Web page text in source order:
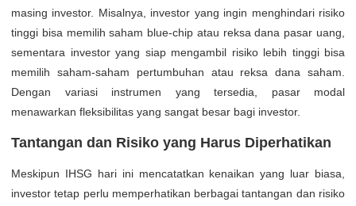
masing investor. Misalnya, investor yang ingin menghindari risiko
tinggi bisa memilih saham blue-chip atau reksa dana pasar uang,
sementara investor yang siap mengambil risiko lebih tinggi bisa
memilih saham-saham pertumbuhan atau reksa dana saham.
Dengan variasi instrumen yang tersedia, pasar modal
menawarkan fleksibilitas yang sangat besar bagi investor.
Tantangan dan Risiko yang Harus Diperhatikan
Meskipun IHSG hari ini mencatatkan kenaikan yang luar biasa,
investor tetap perlu memperhatikan berbagai tantangan dan risiko